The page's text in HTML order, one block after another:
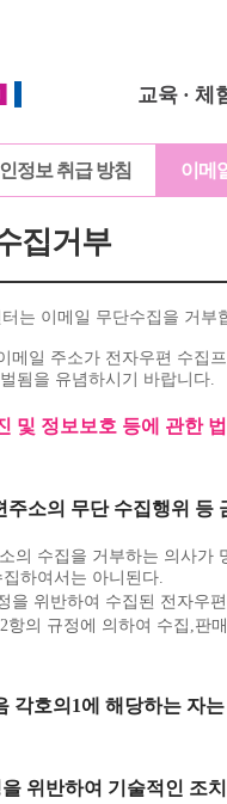
교육 · 체
정보 취급 방침 이메
집거부
는 이메일 무단수집을 거부
메일 주소가 전자우편 수집
됨을 유념하시기 바랍니다.
및 정보보호 등에 관한
주소의 무단 수집행위 등
의 수집을 거부하는 의사가
하여서는 아니된다.
을 위반하여 수집된 전자우
항의 규정에 의하여 수집,판
각호의1에 해당하는 자
위반하여 기술적인 조